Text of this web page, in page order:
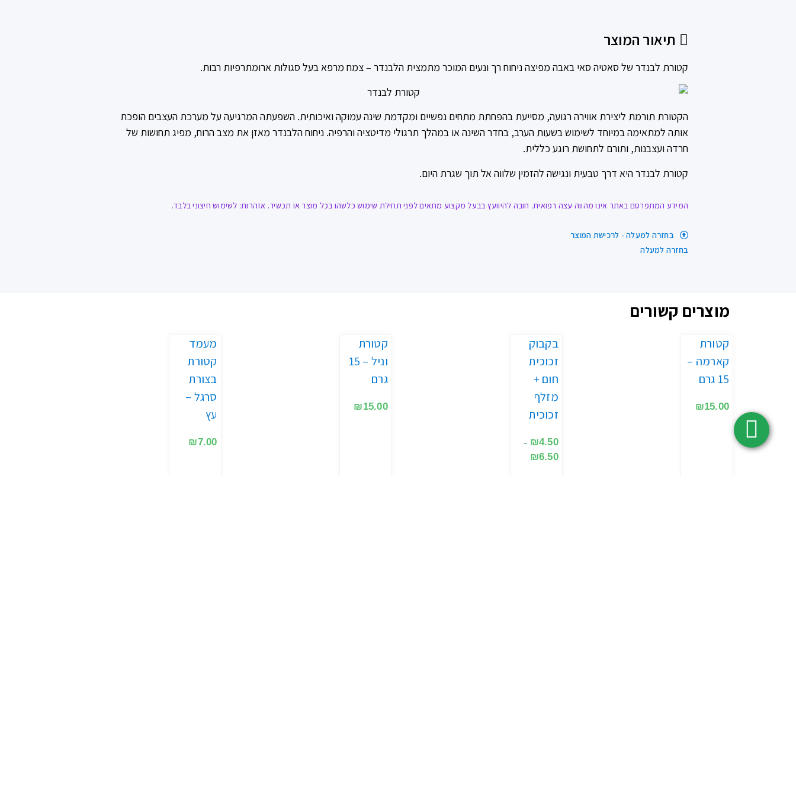
תיאור המוצר
קטורת לבנדר של סאטיה סאי באבה מפיצה ניחוח רך ונעים המוכר מתמצית הלבנדר – צמח מרפא בעל סגולות ארומתרפיות רבות.
הקטורת תורמת ליצירת אווירה רגועה, מסייעת בהפחתת מתחים נפשיים ומקדמת שינה עמוקה ואיכותית. השפעתה המרגיעה על מערכת העצבים הופכת
אותה למתאימה במיוחד לשימוש בשעות הערב, בחדר השינה או במהלך תרגולי מדיטציה והרפיה. ניחוח הלבנדר מאזן את מצב הרוח, מפיג תחושות של
חרדה ועצבנות, ותורם לתחושת רוגע כללית.
קטורת לבנדר היא דרך טבעית ונגישה להזמין שלווה אל תוך שגרת היום.
המידע המתפרסם באתר אינו מהווה עצה רפואית. חובה להיוועץ בבעל מקצוע מתאים לפני תחילת שימוש כלשהו בכל מוצר או תכשיר. אזהרות: לשימוש חיצוני בלבד.
בחזרה למעלה - לרכישת המוצר
בחזרה למעלה
מוצרים קשורים
קטורת
קארמה –
15 גרם
₪15.00
בקבוק
זכוכית
חום +
מזלף
זכוכית
₪4.50
–
₪6.50
קטורת
וניל – 15
גרם
₪15.00
מעמד
קטורת
בצורת
סרגל –
עץ
₪7.00